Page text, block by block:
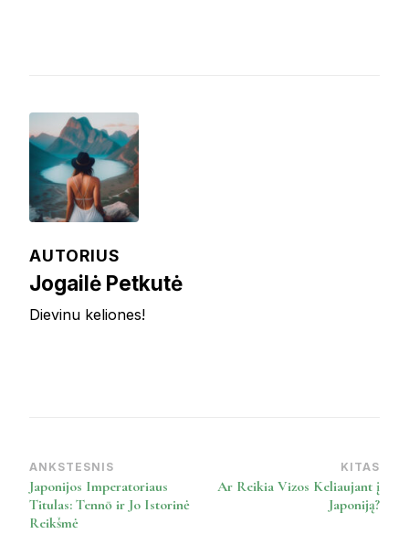
AUTORIUS
Jogailė Petkutė
Dievinu keliones!
Post
Navigation
ANKSTESNIS
Japonijos Imperatoriaus
Titulas: Tennō ir Jo Istorinė
Reikšmė
KITAS
Ar Reikia Vizos Keliaujant į
Japoniją?